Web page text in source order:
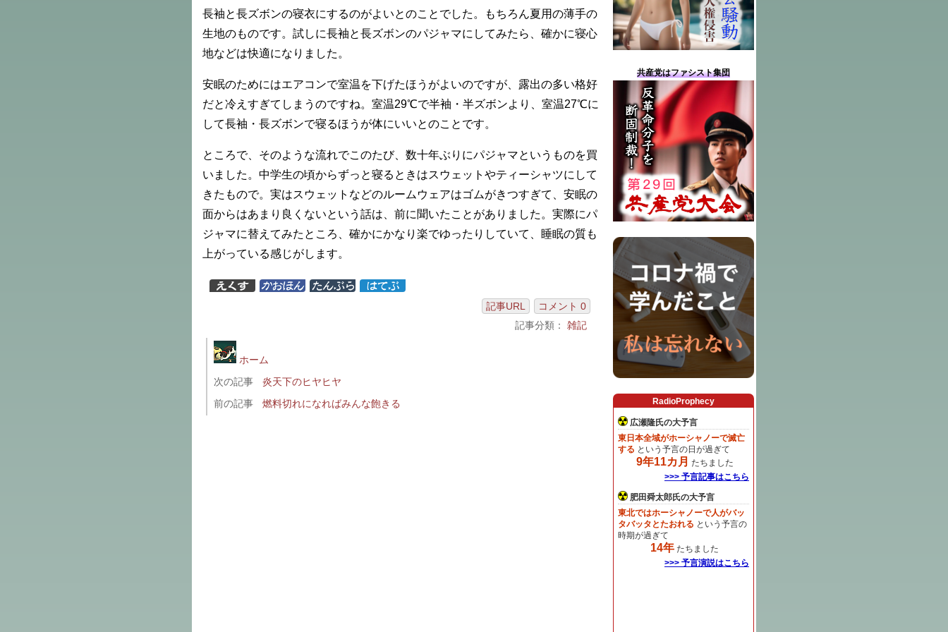
長袖と長ズボンの寝衣にするのがよいとのことでした。もちろん夏用の薄手の
生地のものです。試しに長袖と長ズボンのパジャマにしてみたら、確かに寝心
地などは快適になりました。
安眠のためにはエアコンで室温を下げたほうがよいのですが、露出の多い格好
だと冷えすぎてしまうのですね。室温29℃で半袖・半ズボンより、室温27℃に
して長袖・長ズボンで寝るほうが体にいいとのことです。
ところで、そのような流れでこのたび、数十年ぶりにパジャマというものを買
いました。中学生の頃からずっと寝るときはスウェットやティーシャツにして
きたもので。実はスウェットなどのルームウェアはゴムがきつすぎて、安眠の
面からはあまり良くないという話は、前に聞いたことがありました。実際にパ
ジャマに替えてみたところ、確かにかなり楽でゆったりしていて、睡眠の質も
上がっている感じがします。
記事URL
コメント 0
記事分類： 雑記
ホーム
次の記事
炎天下のヒヤヒヤ
前の記事
燃料切れになればみんな飽きる
共産党はファシスト集団